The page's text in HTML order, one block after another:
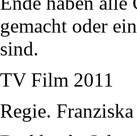
gemacht oder
sind.
TV Film 2011
Regie.